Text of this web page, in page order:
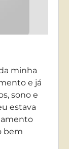
minha
e já
sono e
estava
bem